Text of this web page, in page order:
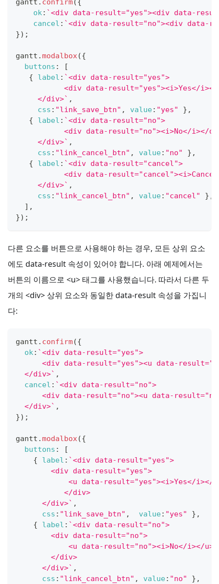
gantt . confirm( {
ok: `<div data-result="yes"><div data-
cancel : `<div data-result="no"><div data-
}) ;
gantt .modalbox({
buttons :
[
{
label : `<div data-result="yes">
<div data-result="yes"><i>Yes</
     </div>
` ,
css : "link_save_btn" , value: "yes" } ,
{
label : `<div data-result="no">
<div data-result="no"><i>No</i></
     </div>
` ,
css : "link_cancel_btn" , value: "no" } ,
{
label : `<div data-result="cancel">
<div data-
     </div>
` ,
css : "link_cancel_btn" , value: "cancel" } ,
] ,
}) ;
다른 요소를 버튼으로 사용해야 하는 경우, 모든 상위 요소
에도 data-result 속성이 있어야 합니다. 아래 예제에서는
버튼의 이름으로 <u> 태그를 사용했습니다. 따라서 다른 두
개의 <div> 상위 요소와 동일한 data-result 속성을 가집니
다:
gantt . confirm({
ok: `<div data-result="yes">
<div data-result="yes"><u data-
  </div>
` ,
cancel : `<div data-result="no">
<div data-result="no"><u data-
  </div>
` ,
}) ;
gantt .modalbox({
buttons :
[
{
label : `<div data-result="yes">
        <div data-result="yes">
<u data-result="yes"><i>Yes</i></
           </div>
      </div>
` ,
css : "link_save_btn" , value: "yes" } ,
{
label : `<div data-result="no">
        <div data-result="no">
            <u data-result="no"><i>No</i></u>
        </div>
      </div>
` ,
css : "link_cancel_btn" , value: "no" } ,